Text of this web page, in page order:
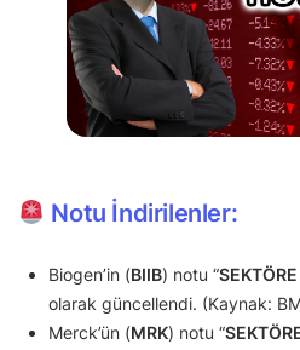
Notu İndirilenler:
Biogen’in (BIIB) notu “
olarak güncellendi. (Kaynak:
Merck’ün (MRK) notu “